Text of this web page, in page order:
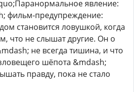
явление:
фильм-предупреждение:
становится ловушкой, когда
что не слышат другие. Он о
не всегда тишина, и что
шёпота &mdash;
правду, пока не стало